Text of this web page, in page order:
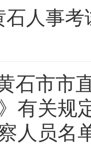
人事考
石市市
有关规
人员名